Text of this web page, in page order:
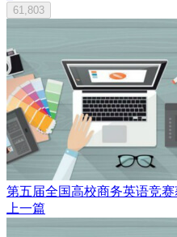
61,803
第五届全国高校商务英语竞
上一篇